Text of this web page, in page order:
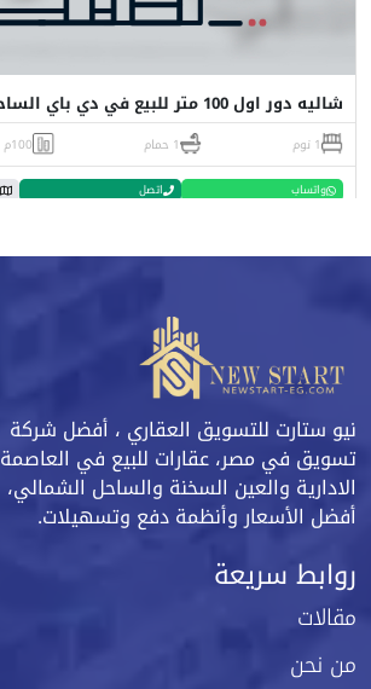
شاليه دور اول 100 متر للبيع في دي باي الساحل الشمالي
1 نوم 1 حمام 100م
واتساب اتصل
نيو ستارت للتسويق العقاري ، أفضل شركة
تسويق في مصر، عقارات للبيع في العاصمة
الادارية والعين السخنة والساحل الشمالي،
أفضل الأسعار وأنظمة دفع وتسهيلات.
روابط سريعة
مقالات
من نحن